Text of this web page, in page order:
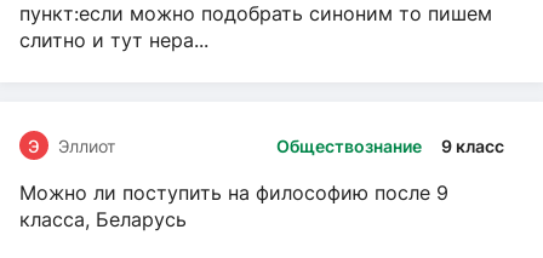
пункт:если можно подобрать синоним то пишем
слитно и тут нера...
Обществознание 9 класс
Э Эллиот
Можно ли поступить на философию после 9
класса, Беларусь